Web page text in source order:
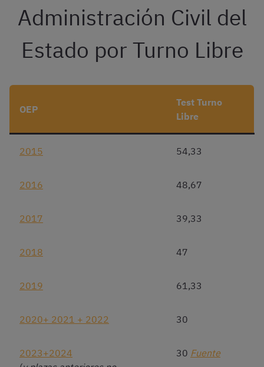
Administración Civil del
Estado por Turno Libre
OEP
Test Turno
Libre
2015 54,33
2016 48,67
2017 39,33
2018 47
2019 61,33
2020+ 2021 + 2022 30
2023+2024
30 Fuente